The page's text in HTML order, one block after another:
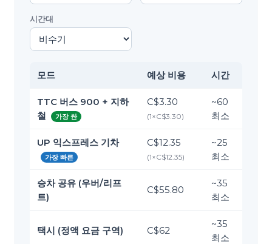
시간대
모드 예상 비용 시간
TTC 버스 900 + 지하
철
가장 싼
C$3.30
(1×C$3.30)
~60
최소
UP 익스프레스 기차
가장 빠른
C$12.35
(1×C$12.35)
~25
최소
승차 공유 (우버/리프
트)
C$55.80
~35
최소
택시 (정액 요금 구역) C$62
~35
최소